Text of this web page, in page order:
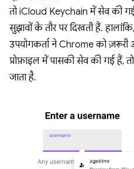
तो iCloud Keychain में सेव की
सुझावों के तौर पर दिखती हैं.
उपयोगकर्ता ने Chrome को ज़रूरी
प्रोफ़ाइल में पासकी सेव की गई हैं,
जाता है.